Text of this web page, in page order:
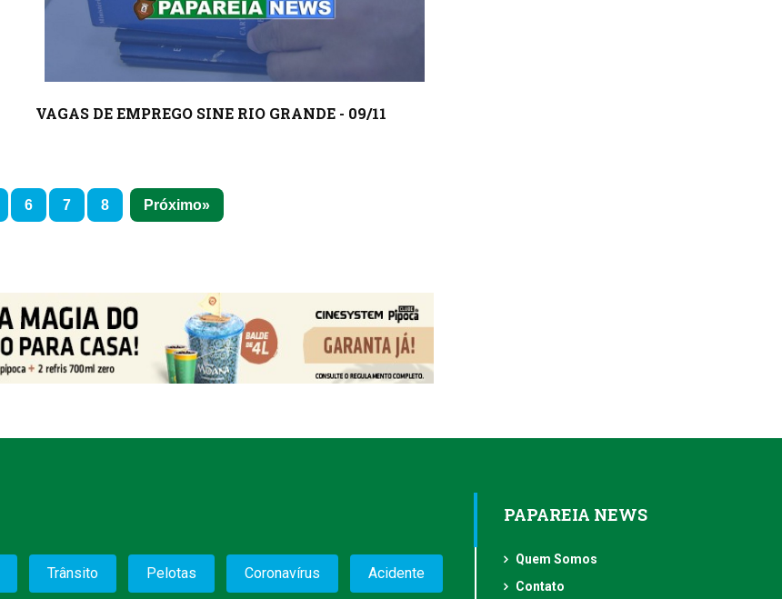
VAGAS DE EMPREGO SINE RIO GRANDE - 09/11
6 7 8 Próximo
Trânsito Pelotas Coronavírus Acidente
PAPAREIA NEWS
Quem Somos
Contato